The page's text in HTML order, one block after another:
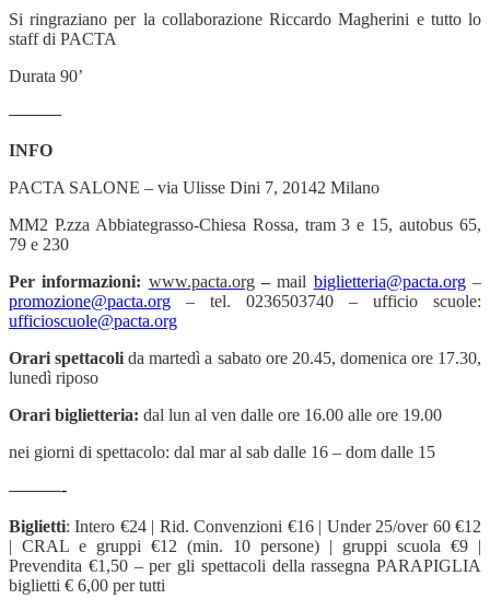
Si ringraziano per la collaborazione Riccardo Magherini e tutto lo
staff di PACTA
Durata 90’
———
INFO
PACTA SALONE – via Ulisse Dini 7, 20142 Milano
MM2 P.zza Abbiategrasso-Chiesa Rossa, tram 3 e 15, autobus 65,
79 e 230
Per informazioni: www.pacta.org– mail biglietteria@pacta.org–
promozione@pacta.org – tel. 0236503740 – ufficio scuole:
ufficioscuole@pacta.org
Orari spettacolida martedì a sabato ore 20.45, domenica ore 17.30,
lunedì riposo
Orari biglietteria: dal lun al ven dalle ore 16.00 alle ore 19.00
nei giorni di spettacolo: dal mar al sab dalle 16 – dom dalle 15
———-
Biglietti: Intero €24 | Rid. Convenzioni €16 | Under 25/over 60 €12
| CRAL e gruppi €12 (min. 10 persone) | gruppi scuola €9 |
Prevendita €1,50 – per gli spettacoli della rassegna PARAPIGLIA
biglietti € 6,00 per tutti